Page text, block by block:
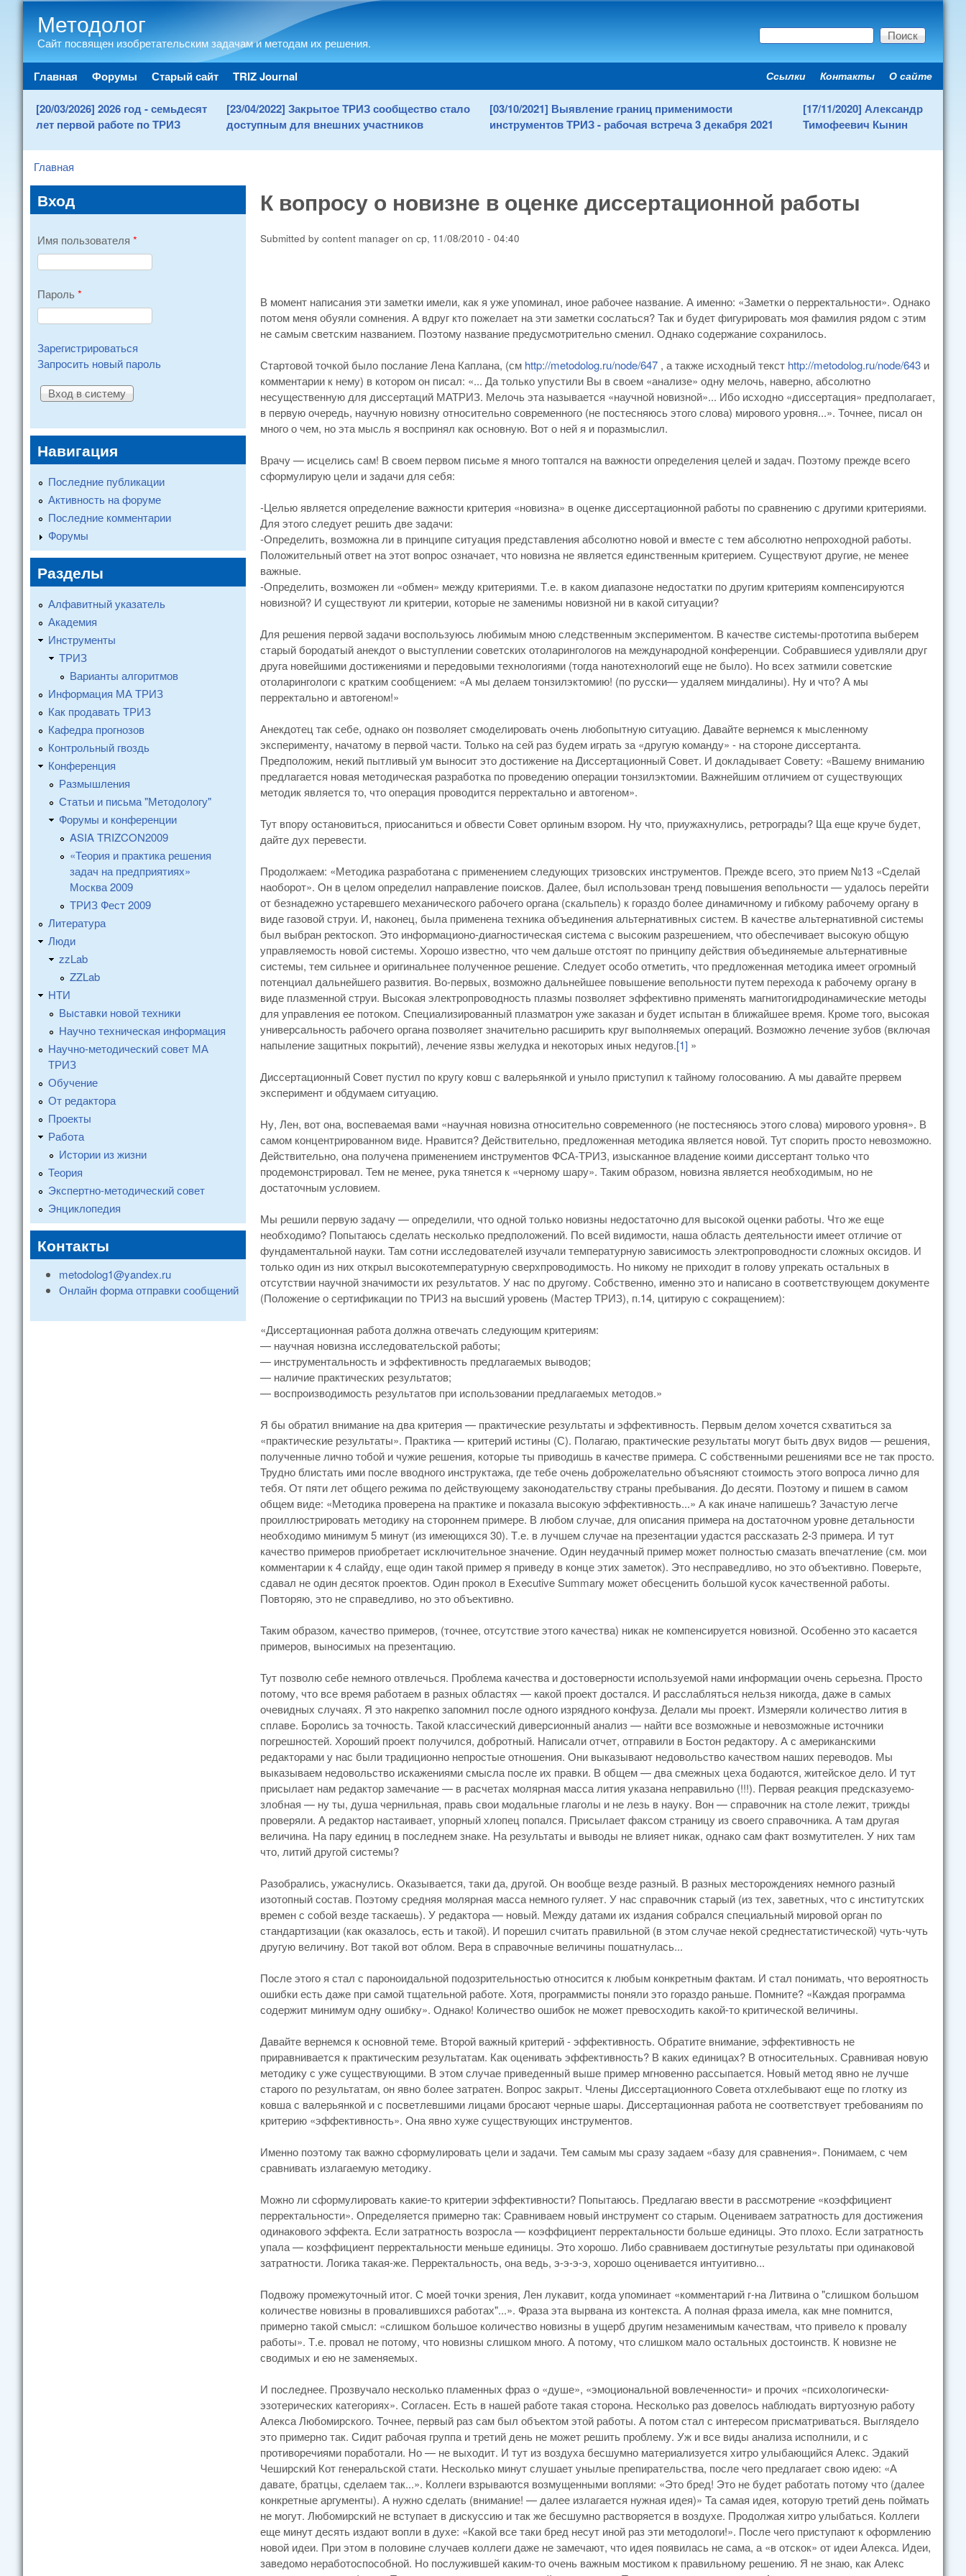
Методолог
Сайт посвящен изобретательским задачам и методам их решения. Форма поиска
Поиск
Main menu
Главная Форумы Старый сайт TRIZ Journal Secondary menu
Ссылки Контакты О сайте
[20/03/2026] 2026 год - семьдесят
лет первой работе по ТРИЗ
[23/04/2022] Закрытое ТРИЗ сообщество стало
доступным для внешних участников
[03/10/2021] Выявление границ применимости
инструментов ТРИЗ - рабочая встреча 3 декабря 2021
[17/11/2020] Александр
Тимофеевич Кынин
You are here
Главная
К вопросу о новизне в оценке диссертационной работы
Submitted by content manager on ср, 11/08/2010 - 04:40
В момент написания эти заметки имели, как я уже упоминал, иное рабочее название. А именно: «Заметки о перректальности». Однако
потом меня обуяли сомнения. А вдруг кто пожелает на эти заметки сослаться? Так и будет фигурировать моя фамилия рядом с этим
не самым светским названием. Поэтому название предусмотрительно сменил. Однако содержание сохранилось.
Стартовой точкой было послание Лена Каплана, (см http://metodolog.ru/node/647 , а также исходный текст http://metodolog.ru/node/643 и
комментарии к нему) в котором он писал: «... Да только упустили Вы в своем «анализе» одну мелочь, наверно, абсолютно
несущественную для диссертаций МАТРИЗ. Мелочь эта называется «научной новизной»... Ибо исходно «диссертация» предполагает,
в первую очередь, научную новизну относительно современного (не постесняюсь этого слова) мирового уровня...». Точнее, писал он
много о чем, но эта мысль я воспринял как основную. Вот о ней я и поразмыслил.
Врачу — исцелись сам! В своем первом письме я много топтался на важности определения целей и задач. Поэтому прежде всего
сформулирую цели и задачи для себя:
-Целью является определение важности критерия «новизна» в оценке диссертационной работы по сравнению с другими критериями.
Для этого следует решить две задачи:
-Определить, возможна ли в принципе ситуация представления абсолютно новой и вместе с тем абсолютно непроходной работы.
Положительный ответ на этот вопрос означает, что новизна не является единственным критерием. Существуют другие, не менее
важные.
-Определить, возможен ли «обмен» между критериями. Т.е. в каком диапазоне недостатки по другим критериям компенсируются
новизной? И существуют ли критерии, которые не заменимы новизной ни в какой ситуации?
Для решения первой задачи воспользуюсь любимым мною следственным экспериментом. В качестве системы-прототипа выберем
старый бородатый анекдот о выступлении советских отоларингологов на международной конференции. Собравшиеся удивляли друг
друга новейшими достижениями и передовыми технологиями (тогда нанотехнологий еще не было). Но всех затмили советские
отоларингологи с кратким сообщением: «А мы делаем тонзилэктомию! (по русски— удаляем миндалины). Ну и что? А мы
перректально и автогеном!»
Анекдотец так себе, однако он позволяет смоделировать очень любопытную ситуацию. Давайте вернемся к мысленному
эксперименту, начатому в первой части. Только на сей раз будем играть за «другую команду» - на стороне диссертанта.
Предположим, некий пытливый ум выносит это достижение на Диссертационный Совет. И докладывает Совету: «Вашему вниманию
предлагается новая методическая разработка по проведению операции тонзилэктомии. Важнейшим отличием от существующих
методик является то, что операция проводится перректально и автогеном».
Тут впору остановиться, приосаниться и обвести Совет орлиным взором. Ну что, приужахнулись, ретрограды? Ща еще круче будет,
дайте дух перевести.
Продолжаем: «Методика разработана с применением следующих тризовских инструментов. Прежде всего, это прием №13 «Сделай
наоборот». Он в целом определил направление поисков. Далее, был использован тренд повышения вепольности — удалось перейти
от безнадежно устаревшего механического рабочего органа (скальпель) к гораздо более динамичному и гибкому рабочему органу в
виде газовой струи. И, наконец, была применена техника объединения альтернативных систем. В качестве альтернативной системы
был выбран ректоскоп. Это информационо-диагностическая система с высоким разрешением, что обеспечивает высокую общую
управляемость новой системы. Хорошо известно, что чем дальше отстоят по принципу действия объединяемые альтернативные
системы, тем сильнее и оригинальнее полученное решение. Следует особо отметить, что предложенная методика имеет огромный
потенциал дальнейшего развития. Во-первых, возможно дальнейшее повышение вепольности путем перехода к рабочему органу в
виде плазменной струи. Высокая электропроводность плазмы позволяет эффективно применять магнитогидродинамические методы
для управления ее потоком. Специализированный плазматрон уже заказан и будет испытан в ближайшее время. Кроме того, высокая
универсальность рабочего органа позволяет значительно расширить круг выполняемых операций. Возможно лечение зубов (включая
напыление защитных покрытий), лечение язвы желудка и некоторых иных недугов.[1] »
Диссертационный Совет пустил по кругу ковш с валерьянкой и уныло приступил к тайному голосованию. А мы давайте прервем
эксперимент и обдумаем ситуацию.
Ну, Лен, вот она, воспеваемая вами «научная новизна относительно современного (не постесняюсь этого слова) мирового уровня». В
самом концентрированном виде. Нравится? Действительно, предложенная методика является новой. Тут спорить просто невозможно.
Действительно, она получена применением инструментов ФСА-ТРИЗ, изысканное владение коими диссертант только что
продемонстрировал. Тем не менее, рука тянется к «черному шару». Таким образом, новизна является необходимым, но не
достаточным условием.
Мы решили первую задачу — определили, что одной только новизны недостаточно для высокой оценки работы. Что же еще
необходимо? Попытаюсь сделать несколько предположений. По всей видимости, наша область деятельности имеет отличие от
фундаментальной науки. Там сотни исследователей изучали температурную зависимость электропроводности сложных оксидов. И
только один из них открыл высокотемпературную сверхпроводимость. Но никому не приходит в голову упрекать остальных в
отсутствии научной значимости их результатов. У нас по другому. Собственно, именно это и написано в соответствующем документе
(Положение о сертификации по ТРИЗ на высший уровень (Мастер ТРИЗ), п.14, цитирую с сокращением):
«Диссертационная работа должна отвечать следующим критериям:
— научная новизна исследовательской работы;
— инструментальность и эффективность предлагаемых выводов;
— наличие практических результатов;
— воспроизводимость результатов при использовании предлагаемых методов.»
Я бы обратил внимание на два критерия — практические результаты и эффективность. Первым делом хочется схватиться за
«практические результаты». Практика — критерий истины (С). Полагаю, практические результаты могут быть двух видов — решения,
полученные лично тобой и чужие решения, которые ты приводишь в качестве примера. С собственными решениями все не так просто.
Трудно блистать ими после вводного инструктажа, где тебе очень доброжелательно объясняют стоимость этого вопроса лично для
тебя. От пяти лет общего режима по действующему законодательству страны пребывания. До десяти. Поэтому и пишем в самом
общем виде: «Методика проверена на практике и показала высокую эффективность...» А как иначе напишешь? Зачастую легче
проиллюстрировать методику на стороннем примере. В любом случае, для описания примера на достаточном уровне детальности
необходимо минимум 5 минут (из имеющихся 30). Т.е. в лучшем случае на презентации удастся рассказать 2-3 примера. И тут
качество примеров приобретает исключительное значение. Один неудачный пример может полностью смазать впечатление (см. мои
комментарии к 4 слайду, еще один такой пример я приведу в конце этих заметок). Это несправедливо, но это объективно. Поверьте,
сдавал не один десяток проектов. Один прокол в Executive Summary может обесценить большой кусок качественной работы.
Повторяю, это не справедливо, но это объективно.
Таким образом, качество примеров, (точнее, отсутствие этого качества) никак не компенсируется новизной. Особенно это касается
примеров, выносимых на презентацию.
Тут позволю себе немного отвлечься. Проблема качества и достоверности используемой нами информации очень серьезна. Просто
потому, что все время работаем в разных областях — какой проект достался. И расслабляться нельзя никогда, даже в самых
очевидных случаях. Я это накрепко запомнил после одного изрядного конфуза. Делали мы проект. Измеряли количество лития в
сплаве. Боролись за точность. Такой классический диверсионный анализ — найти все возможные и невозможные источники
погрешностей. Хороший проект получился, добротный. Написали отчет, отправили в Бостон редактору. А с американскими
редакторами у нас были традиционно непростые отношения. Они выказывают недовольство качеством наших переводов. Мы
выказываем недовольство искажениями смысла после их правки. В общем — два смежных цеха бодаются, житейское дело. И тут
присылает нам редактор замечание — в расчетах молярная масса лития указана неправильно (!!!). Первая реакция предсказуемо-
злобная — ну ты, душа чернильная, правь свои модальные глаголы и не лезь в науку. Вон — справочник на столе лежит, трижды
проверяли. А редактор настаивает, упорный хлопец попался. Присылает факсом страницу из своего справочника. А там другая
величина. На пару единиц в последнем знаке. На результаты и выводы не влияет никак, однако сам факт возмутителен. У них там
что, литий другой системы?
Разобрались, ужаснулись. Оказывается, таки да, другой. Он вообще везде разный. В разных месторождениях немного разный
изотопный состав. Поэтому средняя молярная масса немного гуляет. У нас справочник старый (из тех, заветных, что с институтских
времен с собой везде таскаешь). У редактора — новый. Между датами их издания собрался специальный мировой орган по
стандартизации (как оказалось, есть и такой). И порешил считать правильной (в этом случае некой среднестатистической) чуть-чуть
другую величину. Вот такой вот облом. Вера в справочные величины пошатнулась...
После этого я стал с пароноидальной подозрительностью относится к любым конкретным фактам. И стал понимать, что вероятность
ошибки есть даже при самой тщательной работе. Хотя, программисты поняли это гораздо раньше. Помните? «Каждая программа
содержит минимум одну ошибку». Однако! Количество ошибок не может превосходить какой-то критической величины.
Давайте вернемся к основной теме. Второй важный критерий - эффективность. Обратите внимание, эффективность не
приравнивается к практическим результатам. Как оценивать эффективность? В каких единицах? В относительных. Сравнивая новую
методику с уже существующими. В этом случае приведенный выше пример мгновенно рассыпается. Новый метод явно не лучше
старого по результатам, он явно более затратен. Вопрос закрыт. Члены Диссертационного Совета отхлебывают еще по глотку из
ковша с валерьянкой и с посветлевшими лицами бросают черные шары. Диссертационная работа не соответствует требованиям по
критерию «эффективность». Она явно хуже существующих инструментов.
Именно поэтому так важно сформулировать цели и задачи. Тем самым мы сразу задаем «базу для сравнения». Понимаем, с чем
сравнивать излагаемую методику.
Можно ли сформулировать какие-то критерии эффективности? Попытаюсь. Предлагаю ввести в рассмотрение «коэффициент
перректальности». Определяется примерно так: Сравниваем новый инструмент со старым. Оцениваем затратность для достижения
одинакового эффекта. Если затратность возросла — коэффициент перректальности больше единицы. Это плохо. Если затратность
упала — коэффициент перректальности меньше единицы. Это хорошо. Либо сравниваем достигнутые результаты при одинаковой
затратности. Логика такая-же. Перректальность, она ведь, э-э-э-э, хорошо оценивается интуитивно...
Подвожу промежуточный итог. С моей точки зрения, Лен лукавит, когда упоминает «комментарий г-на Литвина о "слишком большом
количестве новизны в провалившихся работах"...». Фраза эта вырвана из контекста. А полная фраза имела, как мне помнится,
примерно такой смысл: «слишком большое количество новизны в ущерб другим незаменимым качествам, что привело к провалу
работы». Т.е. провал не потому, что новизны слишком много. А потому, что слишком мало остальных достоинств. К новизне не
сводимых и ею не заменяемых.
И последнее. Прозвучало несколько пламенных фраз о «душе», «эмоциональной вовлеченности» и прочих «психологически-
эзотерических категориях». Согласен. Есть в нашей работе такая сторона. Несколько раз довелось наблюдать виртуозную работу
Алекса Любомирского. Точнее, первый раз сам был объектом этой работы. А потом стал с интересом присматриваться. Выглядело
это примерно так. Сидит рабочая группа и третий день не может решить проблему. Уж и все виды анализа исполнили, и с
противоречиями поработали. Но — не выходит. И тут из воздуха бесшумно материализуется хитро улыбающийся Алекс. Эдакий
Чеширский Кот генеральской стати. Несколько минут слушает унылые препирательства, после чего предлагает свою идею: «А
давате, братцы, сделаем так...». Коллеги взрываются возмущенными воплями: «Это бред! Это не будет работать потому что (далее
конкретные аргументы). А нужно сделать (внимание! — далее излагается нужная идея)» Та самая идея, которую третий день поймать
не могут. Любомирский не вступает в дискуссию и так же бесшумно растворяется в воздухе. Продолжая хитро улыбаться. Коллеги
еще минут десять издают вопли в духе: «Какой все таки бред несут иной раз эти методологи!». После чего приступают к оформлению
новой идеи. При этом в половине случаев коллеги даже не замечают, что идея появилась не сама, а «в отскок» от идеи Алекса. Идеи,
заведомо неработоспособной. Но послужившей каким-то очень важным мостиком к правильному решению. Я не знаю, как Алекс
Вход
Имя пользователя *
Пароль *
Зарегистрироваться
Запросить новый пароль
Навигация
Последние публикации
Активность на форуме
Последние комментарии
Форумы
Разделы
Алфавитный указатель
Академия
Инструменты
ТРИЗ
Варианты алгоритмов
Информация МА ТРИЗ
Как продавать ТРИЗ
Кафедра прогнозов
Контрольный гвоздь
Конференция
Размышления
Статьи и письма "Методологу"
Форумы и конференции
ASIA TRIZCON2009
«Теория и практика решения
задач на предприятиях»
Москва 2009
ТРИЗ Фест 2009
Литература
Люди
zzLab
ZZLab
НТИ
Выставки новой техники
Научно техническая информация
Научно-методический совет МА
ТРИЗ
Обучение
От редактора
Проекты
Работа
Истории из жизни
Теория
Экспертно-методический совет
Энциклопедия
Контакты
metodolog1@yandex.ru
Онлайн форма отправки сообщений